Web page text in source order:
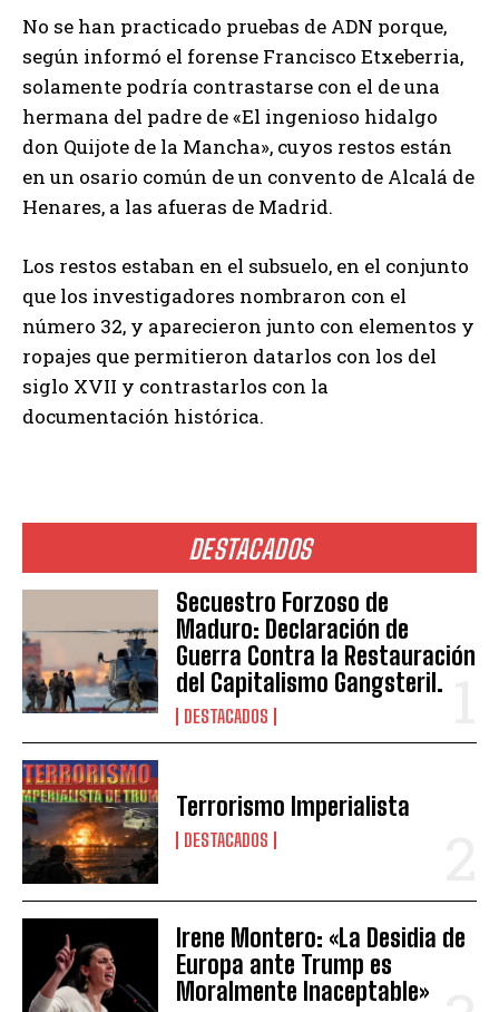
DESTACADOS
Secuestro Forzoso de
Maduro: Declaración de
Guerra Contra la Restauración
del Capitalismo Gangsteril.
DESTACADOS
Terrorismo Imperialista
DESTACADOS
Irene Montero: «La Desidia de
Europa ante Trump es
Moralmente Inaceptable»
No se han practicado pruebas de ADN porque,
según informó el forense Francisco Etxeberria,
solamente podría contrastarse con el de una
hermana del padre de «El ingenioso hidalgo
don Quijote de la Mancha», cuyos restos están
en un osario común de un convento de Alcalá de
Henares, a las afueras de Madrid.
Los restos estaban en el subsuelo, en el conjunto
que los investigadores nombraron con el
número 32, y aparecieron junto con elementos y
ropajes que permitieron datarlos con los del
siglo XVII y contrastarlos con la
documentación histórica.